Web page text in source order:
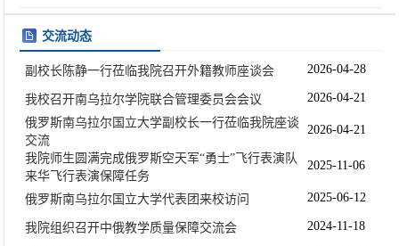
交流动态
副校长陈静一行莅临我院召开外籍教师座谈会 2026-04-28
我校召开南乌拉尔学院联合管理委员会会议
2026-04-21
俄罗斯南乌拉尔国立大学副校长一行莅临我院座谈
交流
2026-04-21
我院师生圆满完成俄罗斯空天军“勇士”飞行表演队
来华飞行表演保障任务
2025-11-06
俄罗斯南乌拉尔国立大学代表团来校访问 2025-06-12
我院组织召开中俄教学质量保障交流会 2024-11-18